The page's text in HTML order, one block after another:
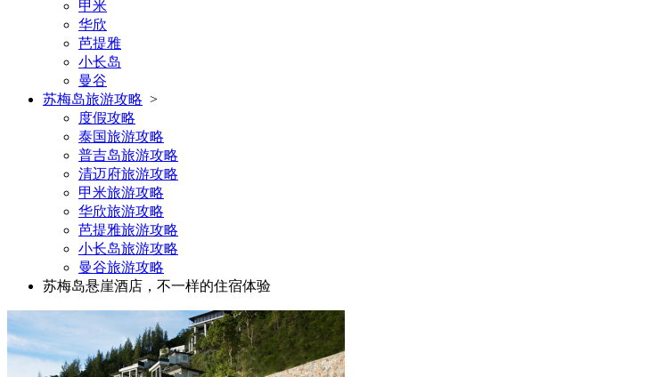
甲米
华欣
芭提雅
小长岛
曼谷
苏梅岛旅游攻略 >
度假攻略
泰国旅游攻略
普吉岛旅游攻略
清迈府旅游攻略
甲米旅游攻略
华欣旅游攻略
芭提雅旅游攻略
小长岛旅游攻略
曼谷旅游攻略
苏梅岛悬崖酒店，不一样的住宿体验